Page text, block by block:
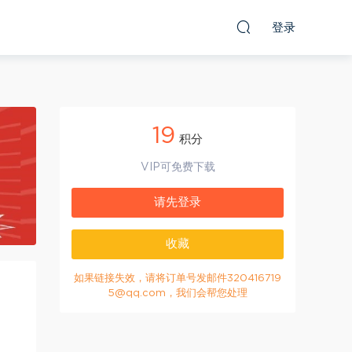
登录
19 积分
VIP可免费下载
请先登录
收藏
如果链接失效，请将订单号发邮件320416719
5@qq.com，我们会帮您处理